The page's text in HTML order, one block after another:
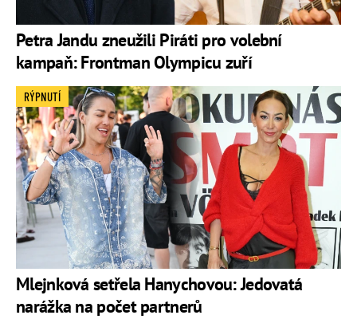
Petra Jandu zneužili Piráti pro volební
kampaň: Frontman Olympicu zuří
Mlejnková setřela Hanychovou: Jedovatá
narážka na počet partnerů
RÝPNUTÍ